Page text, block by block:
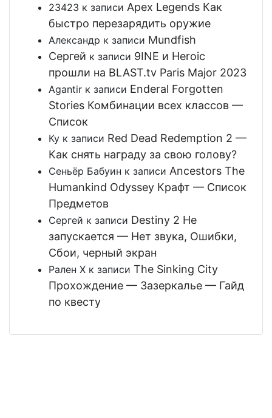
23423 к записи Apex Legends Как
быстро перезарядить оружие
Александр к записи Mundfish
Сергей к записи 9INE и Heroic
прошли на BLAST.tv Paris Major 2023
Agantir к записи Enderal Forgotten
Stories Комбинации всех классов —
Список
Ку к записи Red Dead Redemption 2 —
Как снять награду за свою голову?
Сеньёр Бабуин к записи Ancestors The
Humankind Odyssey Крафт — Список
Предметов
Сергей к записи Destiny 2 Не
запускается — Нет звука, Ошибки,
Сбои, черный экран
Рален Х к записи The Sinking City
Прохождение — Зазеркалье — Гайд
по квесту